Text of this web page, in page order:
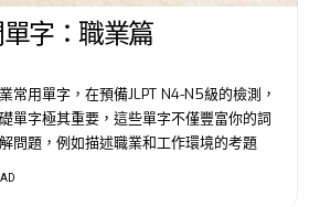
單字：職業篇
常用單字，在預備JLPT N4-N5級的檢測，
單字極其重要，這些單字不僅豐富你的詞
問題，例如描述職業和工作環境的考題